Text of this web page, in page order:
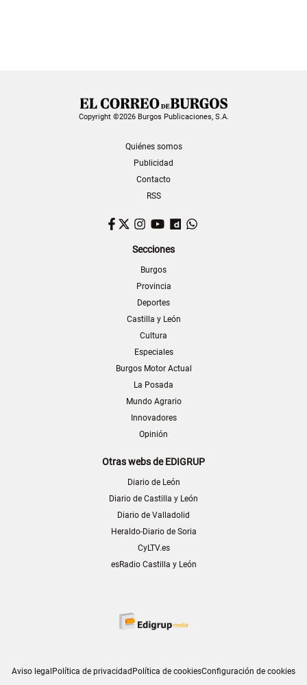
Copyright ©2026 Burgos Publicaciones, S.A.
Quiénes somos
Publicidad
Contacto
RSS
Facebook
TwitterInstagram
YouTubeDailymotion
Secciones
Burgos
Provincia
Deportes
Castilla y León
Cultura
Especiales
Burgos Motor Actual
La Posada
Mundo Agrario
Innovadores
Opinión
Otras webs de EDIGRUP
Diario de León
Diario de Castilla y León
Diario de Valladolid
Heraldo-Diario de Soria
CyLTV.es
esRadio Castilla y León
Aviso legalPolítica de privacidadPolítica de cookiesConfiguración de cookies